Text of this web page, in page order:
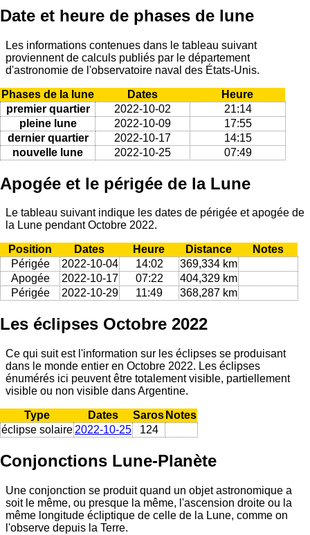
Date et heure de phases de lune
Les informations contenues dans le tableau suivant
proviennent de calculs publiés par le département
d'astronomie de l'observatoire naval des États-Unis.
Phases de la lune Dates
Heure
premier quartier
2022-10-02
21:14
pleine lune
2022-10-09
17:55
dernier quartier
2022-10-17
14:15
nouvelle lune
2022-10-25 07:49
Apogée et le périgée de la Lune
Le tableau suivant indique les dates de périgée et apogée de
la Lune pendant Octobre 2022.
Position Dates Heure Distance
Notes
Périgée
2022-10-04 14:02
369,334 km
Apogée
2022-10-17 07:22
404,329 km
Périgée
2022-10-29 11:49 368,287 km
Les éclipses Octobre 2022
Ce qui suit est l'information sur les éclipses se produisant
dans le monde entier en Octobre 2022. Les éclipses
énumérés ici peuvent être totalement visible, partiellement
visible ou non visible dans Argentine.
Type Dates Saros Notes
éclipse solaire 2022-10-25 124
Conjonctions Lune-Planète
Une conjonction se produit quand un objet astronomique a
soit le même, ou presque la même, l'ascension droite ou la
même longitude écliptique de celle de la Lune, comme on
l'observe depuis la Terre.